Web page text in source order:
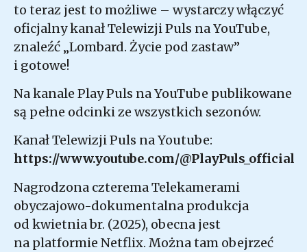
to teraz jest to możliwe – wystarczy włączyć
oficjalny kanał Telewizji Puls na YouTube,
znaleźć „Lombard. Życie pod zastaw”
i gotowe!
Na kanale Play Puls na YouTube publikowane
są pełne odcinki ze wszystkich sezonów.
Kanał Telewizji Puls na Youtube:
https://www.youtube.com/@PlayPuls_official
Nagrodzona czterema Telekamerami
obyczajowo-dokumentalna produkcja
od kwietnia br. (2025), obecna jest
na platformie Netflix. Można tam obejrzeć